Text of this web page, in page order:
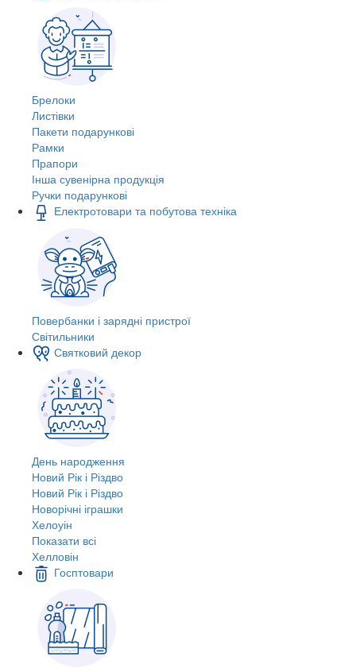
Брелоки
Листівки
Пакети подарункові
Рамки
Прапори
Інша сувенірна продукція
Ручки подарункові
Електротовари та побутова техніка
Повербанки і зарядні пристрої
Світильники
Святковий декор
День народження
Новий Рік і Різдво
Новий Рік і Різдво
Новорічні іграшки
Хелоуін
Показати всі
Хелловін
Госптовари